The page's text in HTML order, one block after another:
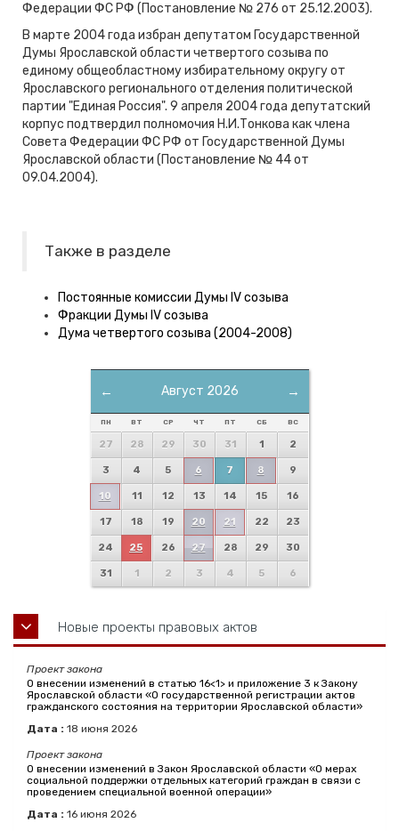
Федерации ФС РФ (Постановление № 276 от 25.12.2003).
В марте 2004 года избран депутатом Государственной
Думы Ярославской области четвертого созыва по
единому общеобластному избирательному округу от
Ярославского регионального отделения политической
партии "Единая Россия". 9 апреля 2004 года депутатский
корпус подтвердил полномочия Н.И.Тонкова как члена
Совета Федерации ФС РФ от Государственной Думы
Ярославской области (Постановление № 44 от
09.04.2004).
Также в разделе
Постоянные комиссии Думы IV созыва
Фракции Думы IV созыва
Дума четвертого созыва (2004-2008)
← →
Август 2026
ПН ВТ СР ЧТ ПТ СБ ВС
27 28 29 30 31 1 2
3 4 5 6 7 8 9
10 11 12 13 14 15 16
17 18 19 20 21 22 23
24 25 26 27 28 29 30
31 1 2 3 4 5 6
Новые проекты правовых актов
Проект закона
О внесении изменений в статью 16<1> и приложение 3 к Закону
Ярославской области «О государственной регистрации актов
гражданского состояния на территории Ярославской области»
Дата : 18 июня 2026
Проект закона
О внесении изменений в Закон Ярославской области «О мерах
социальной поддержки отдельных категорий граждан в связи с
проведением специальной военной операции»
Дата : 16 июня 2026